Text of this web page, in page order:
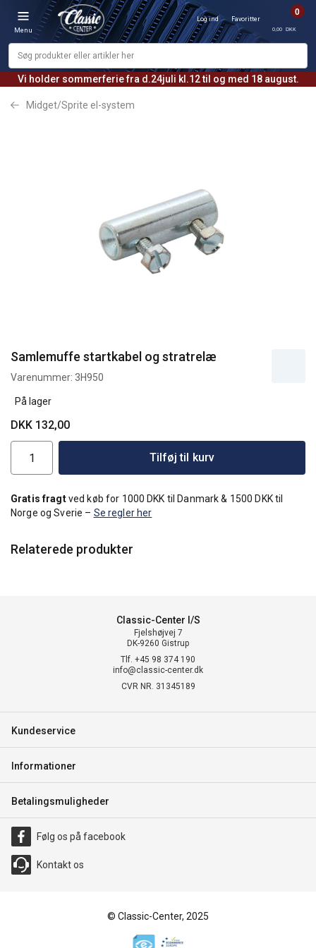
Vi holder sommerferie fra d.24juli kl.12 til og med 18 august.
Menu
Log ind Favoritter
0
0,00 DKK
Midget/Sprite el-system
Samlemuffe startkabel og stratrelæ
Varenummer: 3H950
På lager
DKK 132,00
Tilføj til kurv
Gratis fragtved køb for 1000 DKK til Danmark & 1500 DKK til
Norge og Sverie – Se regler her
Relaterede produkter
Classic-Center I/S
Fjelshøjvej 7
DK-9260 Gistrup
Tlf. +45 98 374 190
info@classic-center.dk
CVR NR. 31345189
Kundeservice
Informationer
Betalingsmuligheder
Følg os på facebook
Kontakt os
© Classic-Center, 2025